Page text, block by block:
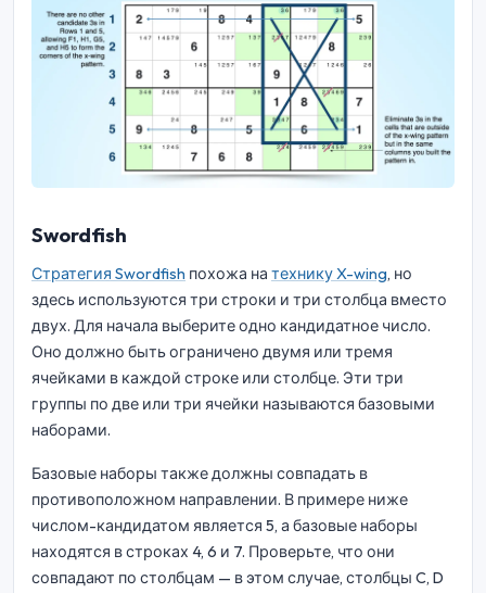
Swordfish
Стратегия Swordfish похожа на технику X-wing, но
здесь используются три строки и три столбца вместо
двух. Для начала выберите одно кандидатное число.
Оно должно быть ограничено двумя или тремя
ячейками в каждой строке или столбце. Эти три
группы по две или три ячейки называются базовыми
наборами.
Базовые наборы также должны совпадать в
противоположном направлении. В примере ниже
числом-кандидатом является 5, а базовые наборы
находятся в строках 4, 6 и 7. Проверьте, что они
совпадают по столбцам — в этом случае, столбцы C, D